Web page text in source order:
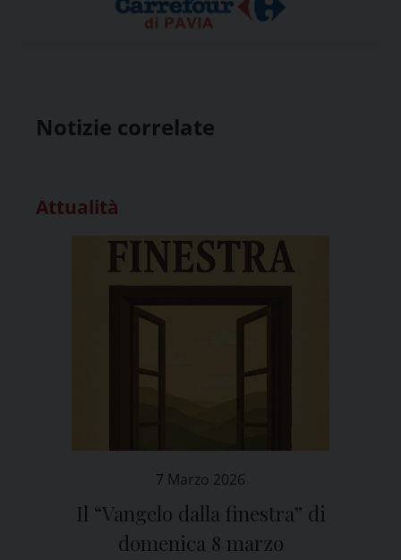
Notizie correlate
Attualità
7 Marzo 2026
Il “Vangelo dalla finestra” di
domenica 8 marzo